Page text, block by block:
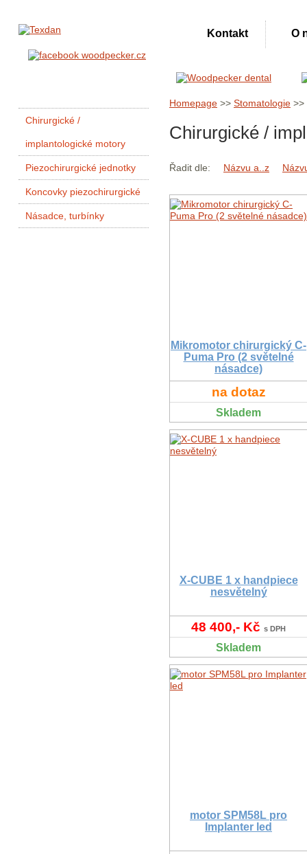
Kontakt O
Chirurgické /
implantologické motory
Piezochirurgické jednotky
Koncovky piezochirurgické
Násadce, turbínky
Homepage >> Stomatologie >>
Chirurgické /
Řadit dle: Názvu a..z
Mikromotor chirurgický C-
Puma Pro (2 světelné
násadce)
na dotaz
Skladem
X-CUBE 1 x handpiece
nesvětelný
48 400,- Kč s DPH
Skladem
motor SPM58L pro
Implanter led